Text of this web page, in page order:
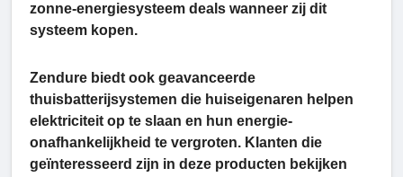
zonne-energiesysteem deals wanneer zij dit
systeem kopen.
Zendure biedt ook geavanceerde
thuisbatterijsystemen die huiseigenaren helpen
elektriciteit op te slaan en hun energie-
onafhankelijkheid te vergroten. Klanten die
geïnteresseerd zijn in deze producten bekijken